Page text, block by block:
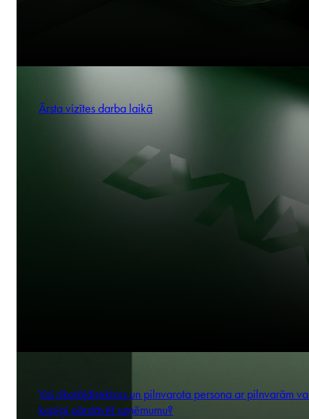
Ārsta vizītes darba laikā
Vai rīkotājdirektors un pilnvarota persona ar pilnvarām
kopīgi pārstāvēt uzņēmumu?